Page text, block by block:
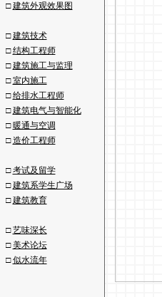
□建筑外观效果图
□建筑技术
□结构工程师
□建筑施工与监理
□室内施工
□给排水工程师
□建筑电气与智能化
□暖通与空调
□造价工程师
□考试及留学
□建筑系学生广场
□建筑教育
□艺味深长
□美术论坛
□似水流年